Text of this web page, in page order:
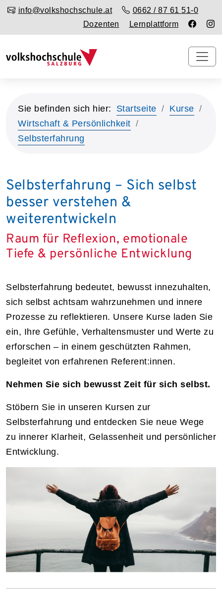
info@volkshochschule.at
0662 / 87 61 51-0
Dozenten
Lernplattform
Sie befinden sich hier: Startseite
Kurse
Wirtschaft & Persönlichkeit
Selbsterfahrung
Selbsterfahrung – Sich selbst
besser verstehen &
weiterentwickeln
Raum für Reflexion, emotionale
Tiefe & persönliche Entwicklung
Selbsterfahrung bedeutet, bewusst innezuhalten,
sich selbst achtsam wahrzunehmen und innere
Prozesse zu reflektieren. Unsere Kurse laden Sie
ein, Ihre Gefühle, Verhaltensmuster und Werte zu
erforschen – in einem geschützten Rahmen,
begleitet von erfahrenen Referent:innen.
Nehmen Sie sich bewusst Zeit für sich selbst.
Stöbern Sie in unseren Kursen zur
Selbsterfahrung und entdecken Sie neue Wege
zu innerer Klarheit, Gelassenheit und persönlicher
Entwicklung.